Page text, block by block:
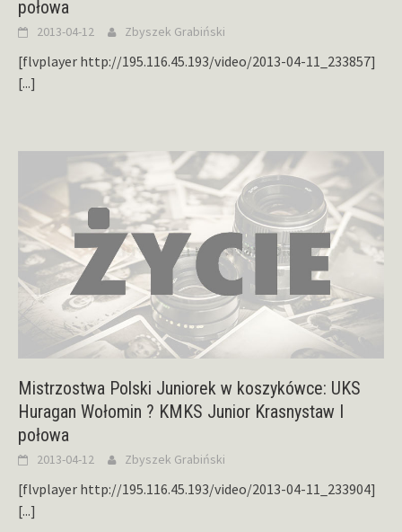
połowa
2013-04-12 Zbyszek Grabiński
[flvplayer http://195.116.45.193/video/2013-04-11_233857]
[...]
Mistrzostwa Polski Juniorek w koszykówce: UKS
Huragan Wołomin ? KMKS Junior Krasnystaw I
połowa
2013-04-12 Zbyszek Grabiński
[flvplayer http://195.116.45.193/video/2013-04-11_233904]
[...]